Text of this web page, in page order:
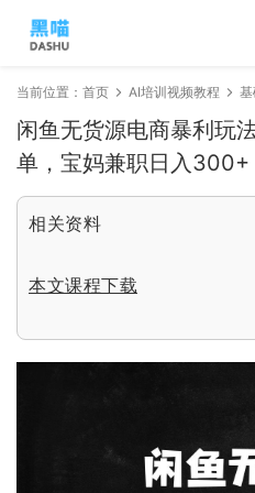
当前位置： 首页 AI培训视频教程
闲鱼无货源电商暴利玩
单，宝妈兼职日入300+
相关资料
本文课程下载